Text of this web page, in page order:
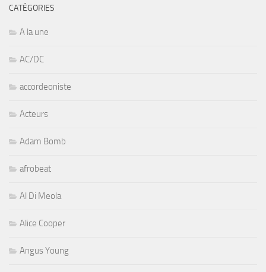
CATÉGORIES
A la une
AC/DC
accordeoniste
Acteurs
Adam Bomb
afrobeat
Al Di Meola
Alice Cooper
Angus Young